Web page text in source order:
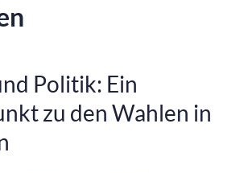
Politik: Ein
zu den Wahlen in